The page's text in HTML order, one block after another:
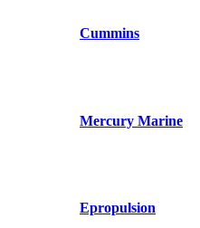
Cummins
Mercury Marine
Epropulsion